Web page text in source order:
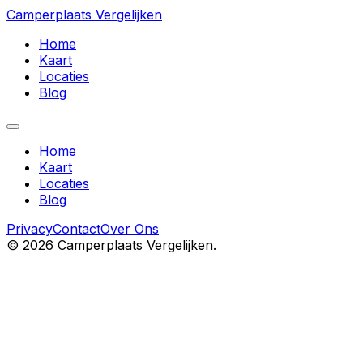
Camperplaats Vergelijken
Home
Kaart
Locaties
Blog
Home
Kaart
Locaties
Blog
PrivacyContactOver Ons
© 2026 Camperplaats Vergelijken.